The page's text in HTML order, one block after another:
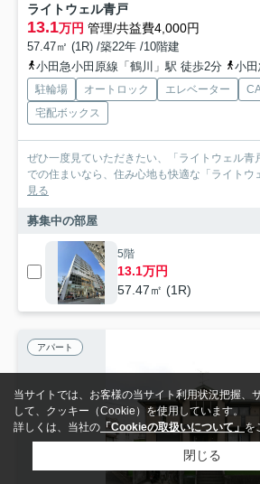
ライトウェル青戸
13.1万円 管理/共益費4,000円
57.47㎡ (1R) /築22年 /10階建
小田急小田原線「鶴川」駅 徒歩2分
小田急
駐輪場 オートロック エレベーター
宅配ボックス
ぜひ一度見ていただきたい、「ライトウェル青
での住まいなら、住み心地も快適な「ライトウ
見る
募集中の部屋
5階
13.1万円
57.47㎡ (1R)
アパート
当サイトでは、お客様の当サイト利用状況把握、
して、クッキー（Cookie）を使用しています。
詳しくは、当社の 「Cookieの取扱いについて」 を
閉じる